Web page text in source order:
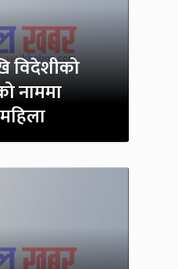
विदेशीको
नाममा